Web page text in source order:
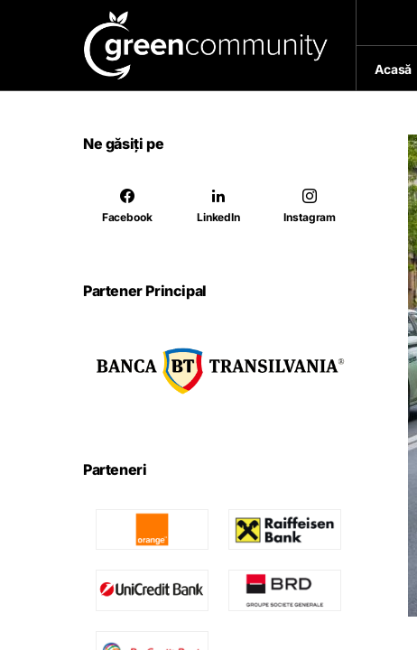
Acasă
Ne găsiți pe
Facebook LinkedIn Instagram
Partener Principal
Parteneri